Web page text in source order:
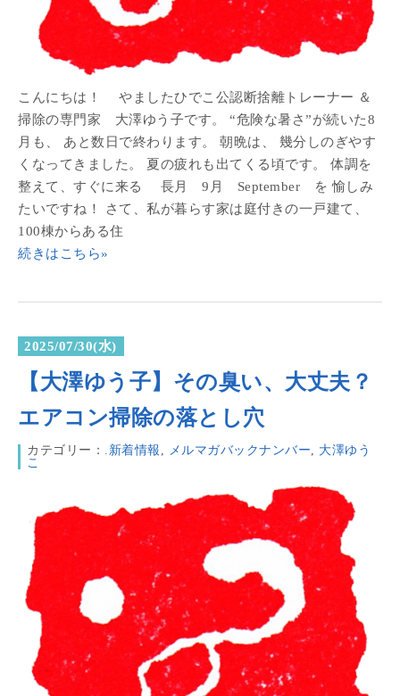
こんにちは！ やましたひでこ公認断捨離トレーナー ＆
掃除の専門家 大澤ゆう子です。 “危険な暑さ”が続いた8
月も、 あと数日で終わります。 朝晩は、 幾分しのぎやす
くなってきました。 夏の疲れも出てくる頃です。 体調を
整えて、すぐに来る 長月 9月 September を 愉しみ
たいですね！ さて、私が暮らす家は庭付きの一戸建て、
100棟からある住
続きはこちら»
2025/07/30(水)
【大澤ゆう子】その臭い、大丈夫？
エアコン掃除の落とし穴
カテゴリー： .新着情報 , メルマガバックナンバー, 大澤ゆう
こ